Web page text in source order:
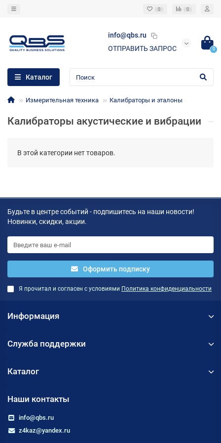
0 0
info@qbs.ru
ОТПРАВИТЬ ЗАПРОС
0
Каталог
Измерительная техника Калибраторы и эталоны
Калибраторы акустические и вибрации
В этой категории нет товаров.
Будьте в центре событий - подпишитесь на наши новости!
Новинки, скидки, акции.
Оформить подписку
Я прочитал и согласен с условиями Политика конфиденциальности
Информация
Служба поддержки
Каталог
Наши контакты
info@qbs.ru
z4kaz@yandex.ru